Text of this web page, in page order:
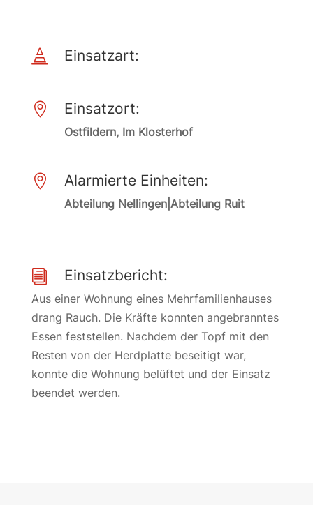
 Einsatzart:
 Einsatzort:
Ostfildern, Im Klosterhof
 Alarmierte Einheiten:
Abteilung Nellingen|Abteilung Ruit
i Einsatzbericht:
Aus einer Wohnung eines Mehrfamilienhauses
drang Rauch. Die Kräfte konnten angebranntes
Essen feststellen. Nachdem der Topf mit den
Resten von der Herdplatte beseitigt war,
konnte die Wohnung belüftet und der Einsatz
beendet werden.